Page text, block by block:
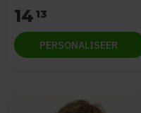
14 13
PERSONALISEER